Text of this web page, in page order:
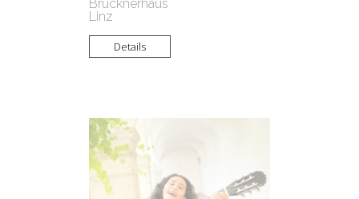
Brucknerhaus
Linz
Details